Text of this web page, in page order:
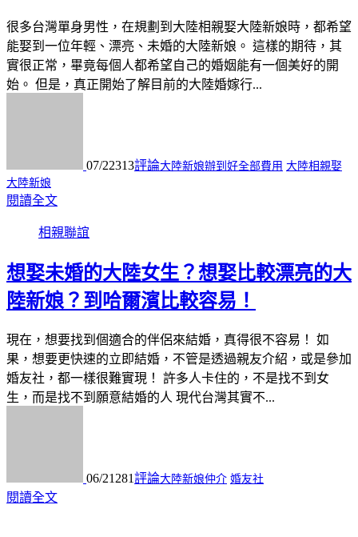
很多台灣單身男性，在規劃到大陸相親娶大陸新娘時，都希望
能娶到一位年輕、漂亮、未婚的大陸新娘。 這樣的期待，其
實很正常，畢竟每個人都希望自己的婚姻能有一個美好的開
始。 但是，真正開始了解目前的大陸婚嫁行...
07/22313評論大陸新娘辦到好全部費用 大陸相親娶
大陸新娘
閱讀全文
相親聯誼
想娶未婚的大陸女生？想娶比較漂亮的大
陸新娘？到哈爾濱比較容易！
現在，想要找到個適合的伴侶來結婚，真得很不容易！ 如
果，想要更快速的立即結婚，不管是透過親友介紹，或是參加
婚友社，都一樣很難實現！ 許多人卡住的，不是找不到女
生，而是找不到願意結婚的人 現代台灣其實不...
06/21 281評論大陸新娘仲介 婚友社
閱讀全文